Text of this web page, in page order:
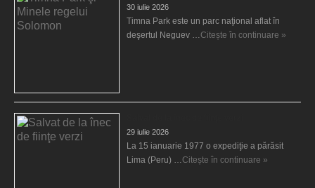
30 iulie 2026
Timna Park este un parc naţional aflat în
deşertul Neguev …Citește în continuare »
29 iulie 2026
La 15 ianuarie 1977 o expediţie a părăsit
Lima (Peru) …Citește în continuare »